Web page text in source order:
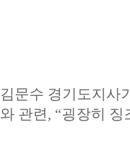
김문수 경기도지사
와 관련, “굉장히